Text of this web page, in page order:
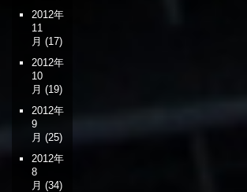
2012年
11
月 (17)
2012年
10
月 (19)
2012年
9
月 (25)
2012年
8
月 (34)